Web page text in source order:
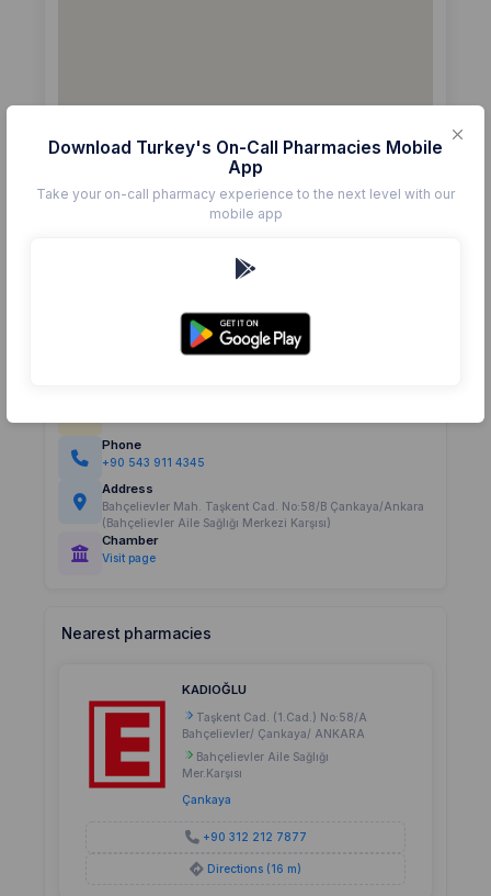
Phone
+90 543 911 4345
Address
Bahçelievler Mah. Taşkent Cad. No:58/B Çankaya/Ankara
(Bahçelievler Aile Sağlığı Merkezi Karşısı)
Chamber
Visit page
Nearest pharmacies
KADIOĞLU
Taşkent Cad. (1.Cad.) No:58/A
Bahçelievler/ Çankaya/ ANKARA
Bahçelievler Aile Sağlığı
Mer.Karşısı
Çankaya
+90 312 212 7877
Directions (16 m)
Download Turkey's On-Call Pharmacies Mobile
App
Take your on-call pharmacy experience to the next level with our
mobile app